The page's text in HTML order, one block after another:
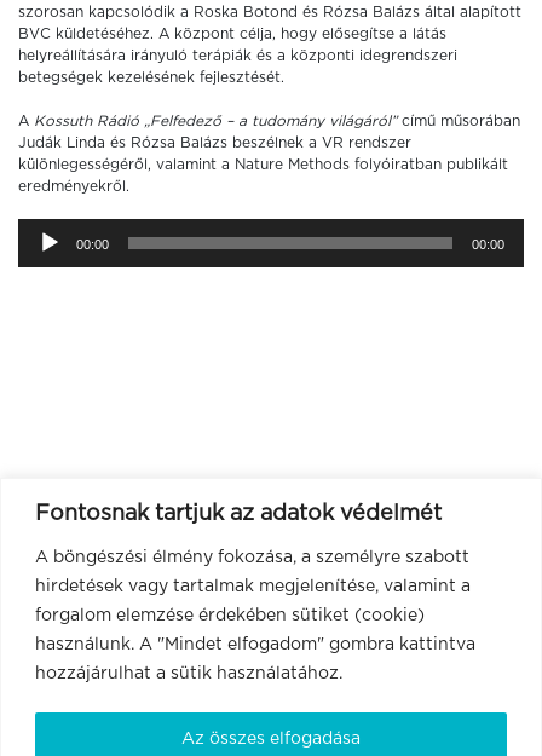
Fontosnak tartjuk az adatok védelmét
A böngészési élmény fokozása, a személyre szabott
hirdetések vagy tartalmak megjelenítése, valamint a
forgalom elemzése érdekében sütiket (cookie)
használunk. A "Mindet elfogadom" gombra kattintva
hozzájárulhat a sütik használatához.
Az összes elfogadása
szorosan kapcsolódik a Roska Botond és Rózsa Balázs által alapított
BVC küldetéséhez. A központ célja, hogy elősegítse a látás
helyreállítására irányuló terápiák és a központi idegrendszeri
betegségek kezelésének fejlesztését.
A Kossuth Rádió „Felfedező – a tudomány világáról”című műsorában
Judák Linda és Rózsa Balázs beszélnek a VR rendszer
különlegességéről, valamint a Nature Methods folyóiratban publikált
eredményekről.
lejátszó
00:00 00:00